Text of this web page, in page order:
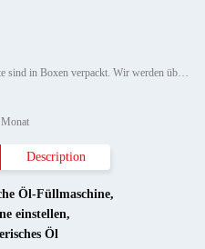
Verpackung Informationen: Unsere Produkte sind in Boxen verpackt. Wir werden überprüfen, ob die Maschine funktionieren kann, b
Description
Öl-Füllmaschine,
einstellen,
Öl